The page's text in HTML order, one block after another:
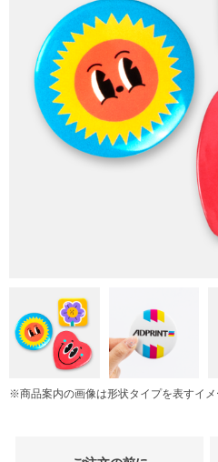
※商品案内の画像は形状タイプを表すイメ